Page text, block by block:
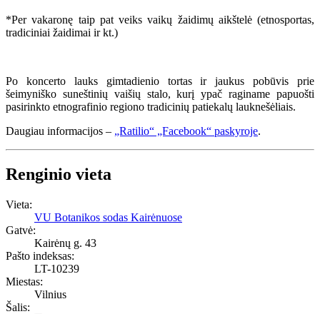
*Per vakaronę taip pat veiks vaikų žaidimų aikštelė (etnosportas,
tradiciniai žaidimai ir kt.)
Po koncerto lauks gimtadienio tortas ir jaukus pobūvis prie
šeimyniško suneštinių vaišių stalo, kurį ypač raginame papuošti
pasirinkto etnografinio regiono tradicinių patiekalų lauknešėliais.
Daugiau informacijos – „Ratilio“ „Facebook“ paskyroje.
Renginio vieta
Vieta:
VU Botanikos sodas Kairėnuose
Gatvė:
Kairėnų g. 43
Pašto indeksas:
LT-10239
Miestas:
Vilnius
Šalis: